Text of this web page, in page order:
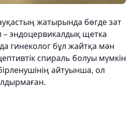
жатырында бөгде зат
эндоцервикалдық щетка
гинеколог бұл жайтқа мән
спираль болуы мүмкін
айтуынша, ол